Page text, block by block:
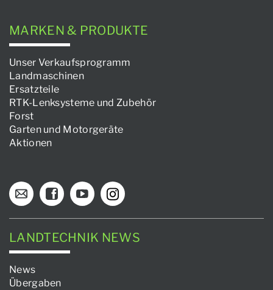
MARKEN & PRODUKTE
Unser Verkaufsprogramm
Landmaschinen
Ersatzteile
RTK-Lenksysteme und Zubehör
Forst
Garten und Motorgeräte
Aktionen
LANDTECHNIK NEWS
News
Übergaben